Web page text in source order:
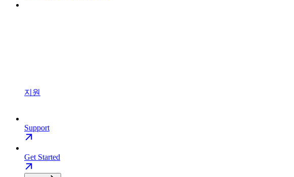
지원
Support
Get Started